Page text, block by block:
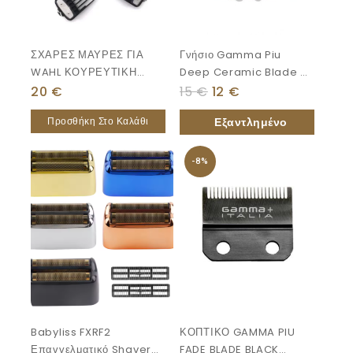
ΣΧΑΡΕΣ ΜΑΥΡΕΣ ΓΙΑ
WAHL ΚΟΥΡΕΥΤΙΚΗ
10ΤΕΜ ΜΑΥΡΑ
20 €
Προσθήκη Στο Καλάθι
Γνήσιο Gamma Piu
Deep Ceramic Blade X-
EVO Hitter ΚΟΠΤΙΚΟ
15€ 12 €
Babyliss FXRF2
Επαγγελματικό Shaver
-8%
ΚΟΠΤΙΚΟ GAMMA PIU
FADE BLADE BLACK